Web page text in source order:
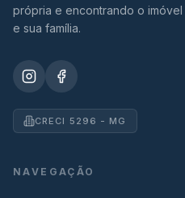
própria e encontrando o
e sua família.
CRECI 5296 - MG
NAVEGAÇÃO